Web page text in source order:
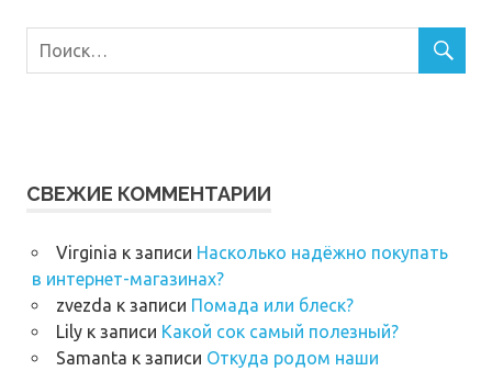
СВЕЖИЕ КОММЕНТАРИИ
Virginia к записи Насколько надёжно покупать
в интернет-магазинах?
zvezda к записи Помада или блеск?
Lilyк записи Какой сок самый полезный?
Samanta к записи Откуда родом наши